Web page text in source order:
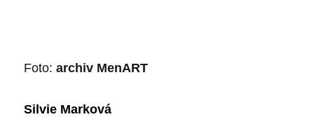
Foto:archiv MenART
Silvie Marková